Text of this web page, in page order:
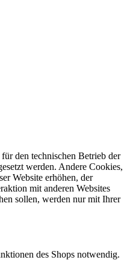
den technischen Betrieb der
werden. Andere Cookies,
Website erhöhen, der
mit anderen Websites
sollen, werden nur mit Ihrer
des Shops notwendig.